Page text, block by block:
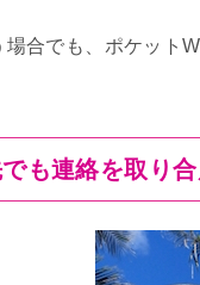
場合でも、ポケット
も連絡を取り